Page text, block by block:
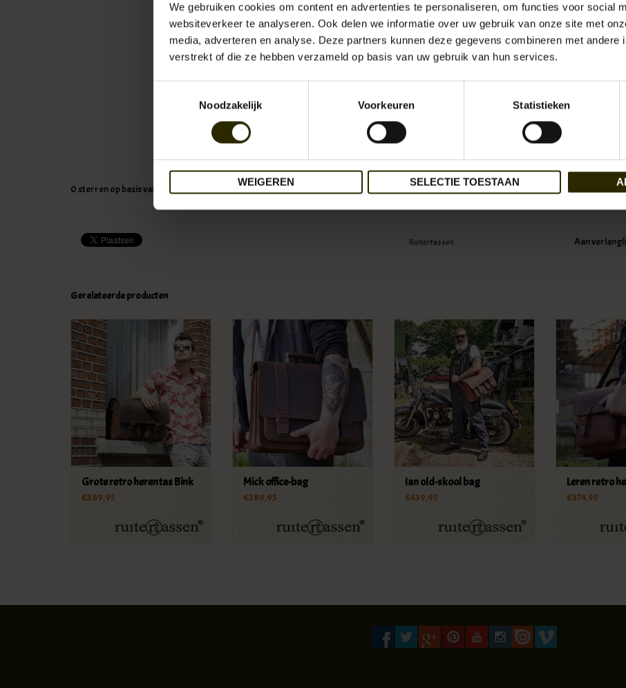
We gebruiken cookies om content en advertenties te personaliseren, om functies voor social
websiteverkeer te analyseren. Ook delen we informatie over uw gebruik van onze site met
media, adverteren en analyse. Deze partners kunnen deze gegevens combineren met andere
verstrekt of die ze hebben verzameld op basis van uw gebruik van hun services.
Noodzakelijk
Voorkeuren Statistieken
WEIGEREN SELECTIE TOESTAAN
Beschikbaarheid:
Op
Levertijd:
1 - 3
€459,95
0 sterren op basis van beoordelingen
Ruitertassen Aan
Gerelateerde producten
Grote retro herentas Bink
€389,95
Mick office-bag
€389,95
Ian old-skool bag
€439,95
Leren retro
€374,95